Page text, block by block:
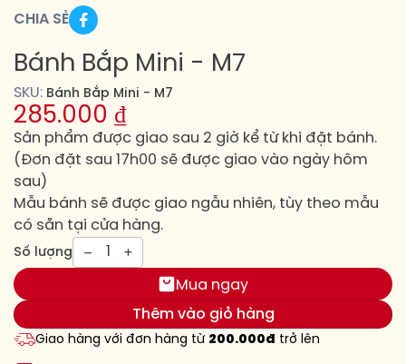
CHIA SẺ
Bánh Bắp Mini - M7
SKU: Bánh Bắp Mini - M7
285.000 ₫
Sản phẩm được giao sau 2 giờ kể từ khi đặt bánh.
(Đơn đặt sau 17h00 sẽ được giao vào ngày hôm
sau)
Mẫu bánh sẽ được giao ngẫu nhiên, tùy theo mẫu
có sẵn tại cửa hàng.
Số lượng 1
Mua ngay
Thêm vào giỏ hàng
Giao hàng với đơn hàng từ 200.000đ trở lên